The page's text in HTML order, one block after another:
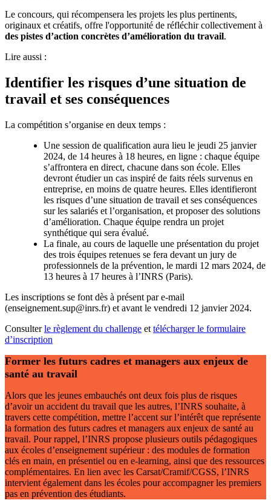
Le concours, qui récompensera les projets les plus pertinents,
originaux et créatifs, offre l'opportunité de réfléchir collectivement à
des pistes d’action concrètes d’amélioration du travail.
Lire aussi :
Identifier les risques d’une situation de
travail et ses conséquences
La compétition s’organise en deux temps :
Une session de qualification aura lieu le jeudi 25 janvier
2024, de 14 heures à 18 heures, en ligne : chaque équipe
s’affrontera en direct, chacune dans son école. Elles
devront étudier un cas inspiré de faits réels survenus en
entreprise, en moins de quatre heures. Elles identifieront
les risques d’une situation de travail et ses conséquences
sur les salariés et l’organisation, et proposer des solutions
d’amélioration. Chaque équipe rendra un projet
synthétique qui sera évalué.
La finale, au cours de laquelle une présentation du projet
des trois équipes retenues se fera devant un jury de
professionnels de la prévention, le mardi 12 mars 2024, de
13 heures à 17 heures à l’INRS (Paris).
Les inscriptions se font dès à présent par e-mail
(enseignement.sup@inrs.fr) et avant le vendredi 12 janvier 2024.
Consulterle règlement du challenge et télécharger le formulaire
d’inscription
Former les futurs cadres et managers aux enjeux de
santé au travail
Alors que les jeunes embauchés ont deux fois plus de risques
d’avoir un accident du travail que les autres, l’INRS souhaite, à
travers cette compétition, mettre l’accent sur l’intérêt que représente
la formation des futurs cadres et managers aux enjeux de santé au
travail. Pour rappel, l’INRS propose plusieurs outils pédagogiques
aux écoles d’enseignement supérieur : des modules de formation
clés en main, en présentiel ou en e-learning, ainsi que des ressources
complémentaires. En lien avec les Carsat/Cramif/CGSS, l’INRS
intervient également dans les écoles pour accompagner les premiers
pas en prévention des étudiants.